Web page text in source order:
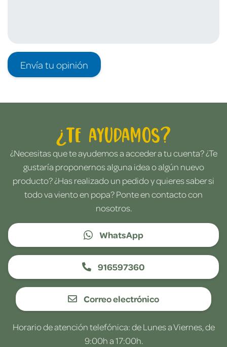
Envía tu opinión
¿Te ayudamos?
¿Necesitas que te ayudemos a acceder a tu cuenta? ¿Te
gustaría proponernos alguna idea o algún nuevo
producto? ¿Has realizado un pedido y quieres saber si
todo va viento en popa? Ponte en contacto con
nosotros.
WhatsApp
916597360
Correo electrónico
Horario de atención telefónica: de Lunes a Viernes, de
9:00h a 17:00h.